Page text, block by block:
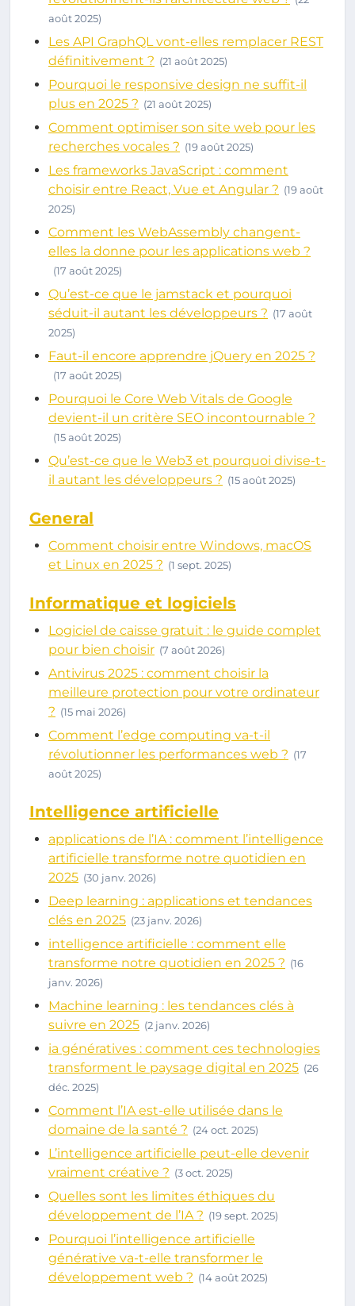
août 2025)
Les API GraphQL vont-elles remplacer REST
définitivement ? (21 août 2025)
Pourquoi le responsive design ne suffit-il
plus en 2025 ? (21 août 2025)
Comment optimiser son site web pour les
recherches vocales ? (19 août 2025)
Les frameworks JavaScript : comment
choisir entre React, Vue et Angular ? (19 août
2025)
Comment les WebAssembly changent-
elles la donne pour les applications web ?
(17 août 2025)
Qu’est-ce que le jamstack et pourquoi
séduit-il autant les développeurs ? (17 août
2025)
Faut-il encore apprendre jQuery en 2025 ?
(17 août 2025)
Pourquoi le Core Web Vitals de Google
devient-il un critère SEO incontournable ?
(15 août 2025)
Qu’est-ce que le Web3 et pourquoi divise-t-
il autant les développeurs ? (15 août 2025)
General
Comment choisir entre Windows, macOS
et Linux en 2025 ? (1 sept. 2025)
Informatique et logiciels
Logiciel de caisse gratuit : le guide complet
pour bien choisir (7 août 2026)
Antivirus 2025 : comment choisir la
meilleure protection pour votre ordinateur
? (15 mai 2026)
Comment l’edge computing va-t-il
révolutionner les performances web ? (17
août 2025)
Intelligence artificielle
applications de l’IA : comment l’intelligence
artificielle transforme notre quotidien en
2025 (30 janv. 2026)
Deep learning : applications et tendances
clés en 2025 (23 janv. 2026)
intelligence artificielle : comment elle
transforme notre quotidien en 2025 ? (16
janv. 2026)
Machine learning : les tendances clés à
suivre en 2025 (2 janv. 2026)
ia génératives : comment ces technologies
transforment le paysage digital en 2025 (26
déc. 2025)
Comment l’IA est-elle utilisée dans le
domaine de la santé ? (24 oct. 2025)
L’intelligence artificielle peut-elle devenir
vraiment créative ? (3 oct. 2025)
Quelles sont les limites éthiques du
développement de l’IA ? (19 sept. 2025)
Pourquoi l’intelligence artificielle
générative va-t-elle transformer le
développement web ? (14 août 2025)